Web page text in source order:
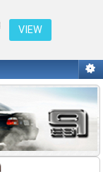
VIEW